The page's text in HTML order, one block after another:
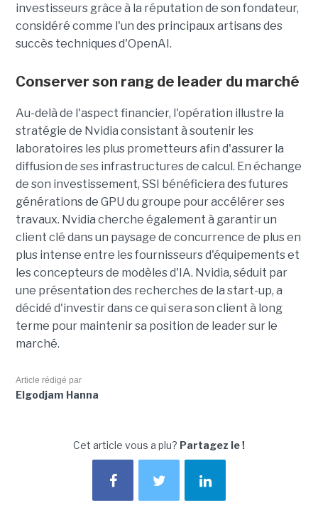
investisseurs grâce à la réputation de son fondateur,
considéré comme l'un des principaux artisans des
succès techniques d'OpenAI.
Conserver son rang de leader du marché
Au-delà de l'aspect financier, l'opération illustre la
stratégie de Nvidia consistant à soutenir les
laboratoires les plus prometteurs afin d'assurer la
diffusion de ses infrastructures de calcul. En échange
de son investissement, SSI bénéficiera des futures
générations de GPU du groupe pour accélérer ses
travaux. Nvidia cherche également à garantir un
client clé dans un paysage de concurrence de plus en
plus intense entre les fournisseurs d'équipements et
les concepteurs de modèles d'IA. Nvidia, séduit par
une présentation des recherches de la start-up, a
décidé d'investir dans ce qui sera son client à long
terme pour maintenir sa position de leader sur le
marché.
Article rédigé par
Elgodjam Hanna
Cet article vous a plu? Partagez le !